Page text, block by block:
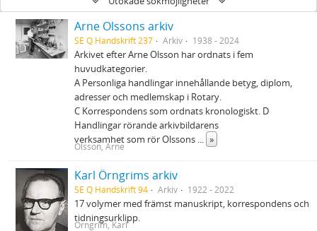
Arne Olssons arkiv
SE Q Handskrift 237 Arkiv 1938 - 2024
Arkivet efter Arne Olsson har ordnats i fem
huvudkategorier.
A Personliga handlingar innehållande betyg, diplom,
adresser och medlemskap i Rotary.
C Korrespondens som ordnats kronologiskt. D
Handlingar rörande arkivbildarens
verksamhet som rör Olssons ... »
Olsson, Arne
Karl Örngrims arkiv
SE Q Handskrift 94 Arkiv 1922 - 2022
17 volymer med främst manuskript, korrespondens och
tidningsurklipp.
Örngrim, Karl